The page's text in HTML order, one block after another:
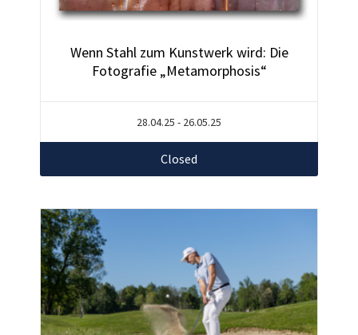
Wenn Stahl zum Kunstwerk wird: Die
Fotografie „Metamorphosis“
28.04.25 - 26.05.25
Closed